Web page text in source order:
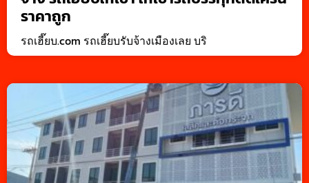
ราคาถูก
รถเฮี๊ยบ.com รถเฮี๊ยบรับจ้างเมืองเลย บริ